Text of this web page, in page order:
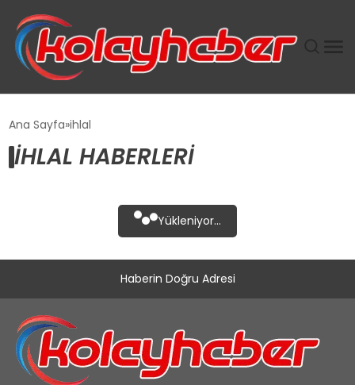
SUWEN’IN İSTIHDAM MODELI EKONOMIDE KADIN
TANYER YAPI ZEMIN MÜHENDISLIĞINDE HEDEF
TOROSLAR’DA PAZAR GERGİNLİĞİ!
Ana Sayfa ihlal
IHLAL HABERLERI
Yükleniyor...
Haberin Doğru Adresi